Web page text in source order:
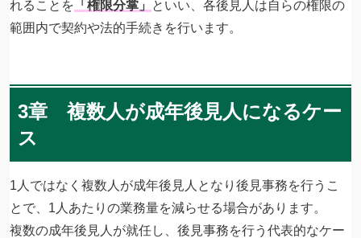
れることを 「権限分掌」
といい、各後見人は自らの権限の
範囲内で契約や法的手続きを行います。
3章 複数人が成年後見人になるケー
ス
1人ではなく複数人が成年後見人となり後見事務を行うこ
とで、1人あたりの業務量を減らせる場合があります。
複数の成年後見人が就任し、後見事務を行う代表的なケー